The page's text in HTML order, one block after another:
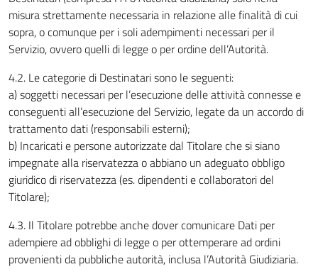
misura strettamente necessaria in relazione alle finalità di cui
sopra, o comunque per i soli adempimenti necessari per il
Servizio, ovvero quelli di legge o per ordine dell’Autorità.
4.2. Le categorie di Destinatari sono le seguenti:
a) soggetti necessari per l’esecuzione delle attività connesse e
conseguenti all’esecuzione del Servizio, legate da un accordo di
trattamento dati (responsabili esterni);
b) Incaricati e persone autorizzate dal Titolare che si siano
impegnate alla riservatezza o abbiano un adeguato obbligo
giuridico di riservatezza (es. dipendenti e collaboratori del
Titolare);
4.3. Il Titolare potrebbe anche dover comunicare Dati per
adempiere ad obblighi di legge o per ottemperare ad ordini
provenienti da pubbliche autorità, inclusa l’Autorità Giudiziaria.